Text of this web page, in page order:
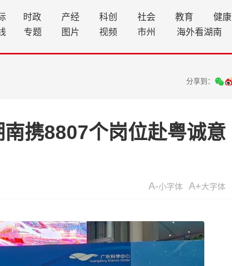
时政 产经 科创 社会 教育 健康
专题 图片 视频 市州 海外看湖南
分享到：
携8807个岗位赴粤诚意
A-小字体 A+大字体